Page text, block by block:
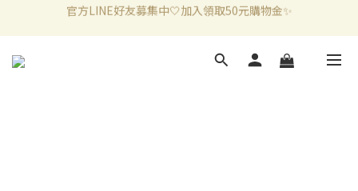
新加入會員滿千折百✨全館899超商免運費🛒
新加入會員滿千折百✨全館899超商免運費🛒